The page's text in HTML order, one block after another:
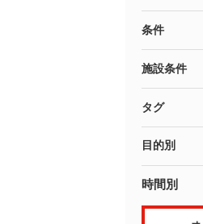
条件
施設条件
タグ
目的別
時間別